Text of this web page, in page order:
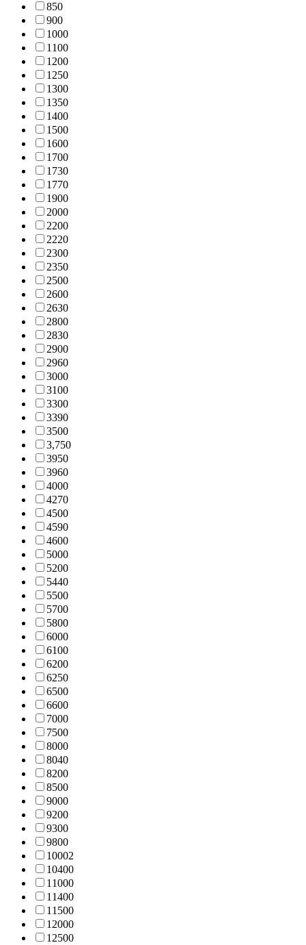
850
900
1000
1100
1200
1250
1300
1350
1400
1500
1600
1700
1730
1770
1900
2000
2200
2220
2300
2350
2500
2600
2630
2800
2830
2900
2960
3000
3100
3300
3390
3500
3,750
3950
3960
4000
4270
4500
4590
4600
5000
5200
5440
5500
5700
5800
6000
6100
6200
6250
6500
6600
7000
7500
8000
8040
8200
8500
9000
9200
9300
9800
10002
10400
11000
11400
11500
12000
12500